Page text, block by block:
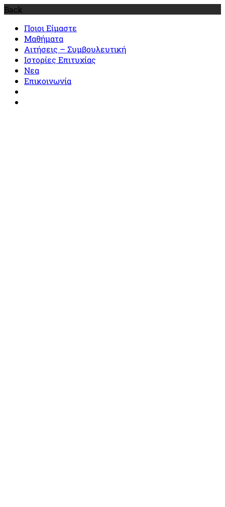
Back
Ποιοι Είμαστε
Μαθήματα
Αιτήσεις – Συμβουλευτική
Ιστορίες Επιτυχίας
Νεα
Επικοινωνία